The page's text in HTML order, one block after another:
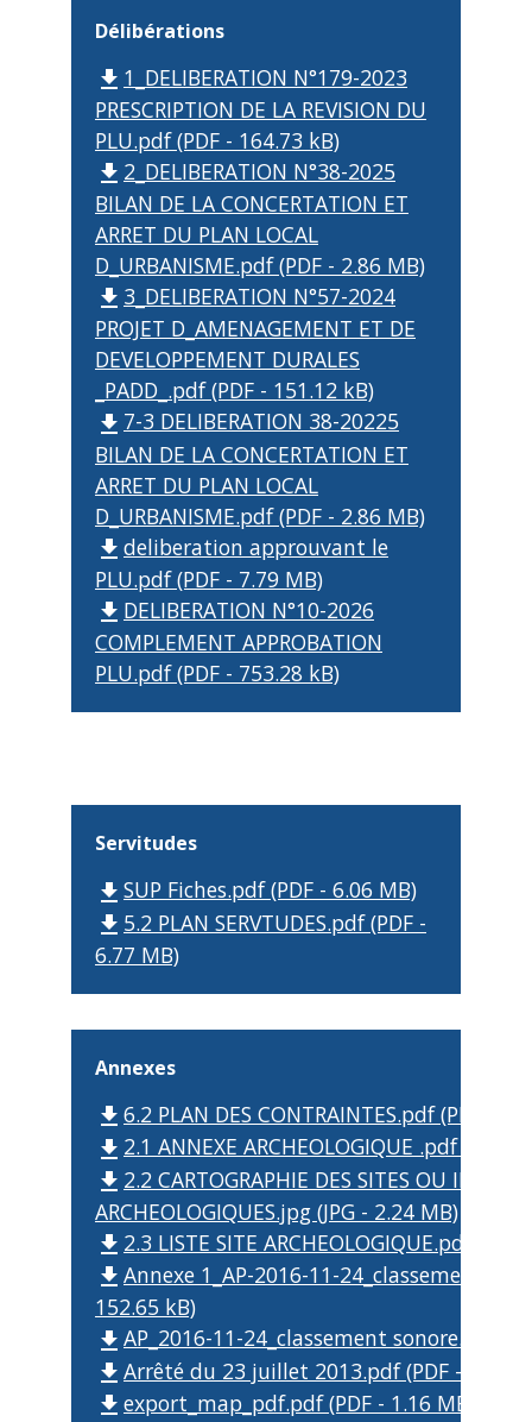
Délibérations
file_download 1_DELIBERATION N°179-2023
PRESCRIPTION DE LA REVISION DU
PLU.pdf (PDF - 164.73 kB)
file_download 2_DELIBERATION N°38-2025
BILAN DE LA CONCERTATION ET
ARRET DU PLAN LOCAL
D_URBANISME.pdf (PDF - 2.86 MB)
file_download 3_DELIBERATION N°57-2024
PROJET D_AMENAGEMENT ET DE
DEVELOPPEMENT DURALES
_PADD_.pdf (PDF - 151.12 kB)
file_download 7-3 DELIBERATION 38-20225
BILAN DE LA CONCERTATION ET
ARRET DU PLAN LOCAL
D_URBANISME.pdf (PDF - 2.86 MB)
file_download deliberation approuvant le
PLU.pdf (PDF - 7.79 MB)
file_download DELIBERATION N°10-2026
COMPLEMENT APPROBATION
PLU.pdf (PDF - 753.28 kB)
Servitudes
file_download SUP Fiches.pdf (PDF - 6.06 MB)
file_download 5.2 PLAN SERVTUDES.pdf (PDF -
6.77 MB)
Annexes
file_download 6.2 PLAN DES CONTRAINTES.pdf (PDF -
file_download 2.1 ANNEXE ARCHEOLOGIQUE .pdf (PDF -
file_download 2.2 CARTOGRAPHIE DES SITES OU
ARCHEOLOGIQUES.jpg (JPG - 2.24 MB)
file_download 2.3 LISTE SITE ARCHEOLOGIQUE.pdf
file_download Annexe 1_AP-2016-11-24_classement
152.65 kB)
file_download AP_2016-11-24_classement sonore.pdf
file_download Arrêté du 23 juillet 2013.pdf (PDF -
file_download export_map_pdf.pdf (PDF - 1.16 MB)